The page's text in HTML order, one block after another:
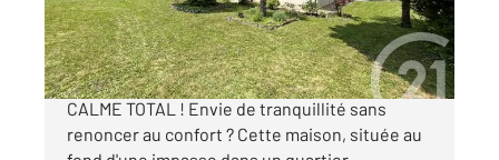
499 000 €
À VENDRE MAISON PLEINE DE CHARME AU
CALME TOTAL ! Envie de tranquillité sans
renoncer au confort ? Cette maison, située au